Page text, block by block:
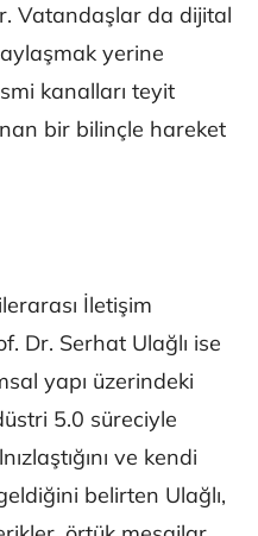
Vatandaşlar da dijital
yerine
kanalları teyit
bir bilinçle hareket
İletişim
Dr. Serhat Ulağlı ise
yapı üzerindeki
5.0 süreciyle
ve kendi
belirten Ulağlı,